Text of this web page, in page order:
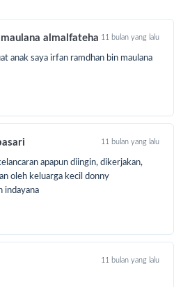
lebih layak untuk beribadah
di mana mereka bisa
menjalin kebersamaan.
mengajak seluruh saudara-
sama membantu mewujudkan
Sosor memiliki Musholla
untuk beribadah. Bantuan
untuk meningkatkan kualitas
setempat.
Anda berikan akan digunakan
bangunan seperti semen, pasir,
almalfateha 11 bulan yang lalu
anak saya irfan ramdhan bin maulana
11 bulan yang lalu
apapun diingin, dikerjakan,
oleh keluarga kecil donny
indayana
11 bulan yang lalu